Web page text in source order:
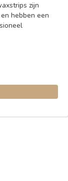
zijn
hebben een